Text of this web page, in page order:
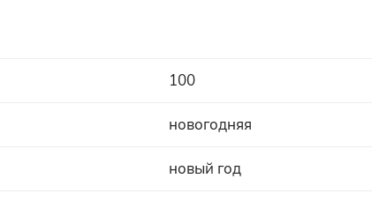
100
новогодняя
новый год